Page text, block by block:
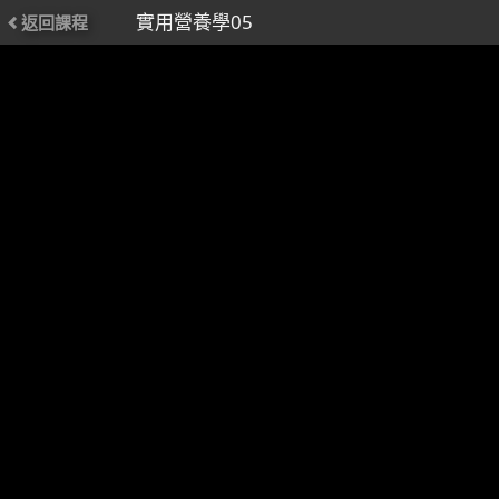
返回課程 實用營養學05